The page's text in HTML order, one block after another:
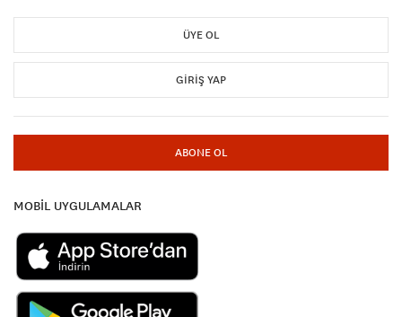
ÜYE OL
GIRIŞ YAP
ABONE OL
MOBİL UYGULAMALAR